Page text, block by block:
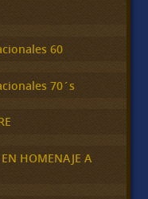
60
70´s
HOMENAJE A